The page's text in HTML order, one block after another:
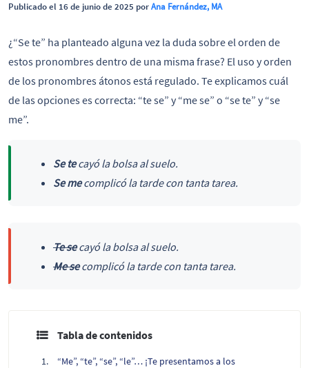
Publicado el 16 de junio de 2025 porAna Fernández, MA
¿“Se te” ha planteado alguna vez la duda sobre el orden de
estos pronombres dentro de una misma frase? El uso y orden
de los pronombres átonos está regulado. Te explicamos cuál
de las opciones es correcta: “te se” y “me se” o “se te” y “se
me”.
Se tecayó la bolsa al suelo.
Se mecomplicó la tarde con tanta tarea.
Te secayó la bolsa al suelo.
Me secomplicó la tarde con tanta tarea.
Tabla de contenidos
“Me”, “te”, “se”, “le”… ¡Te presentamos a los